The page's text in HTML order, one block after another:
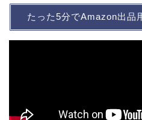
たった5分でAmazon出品